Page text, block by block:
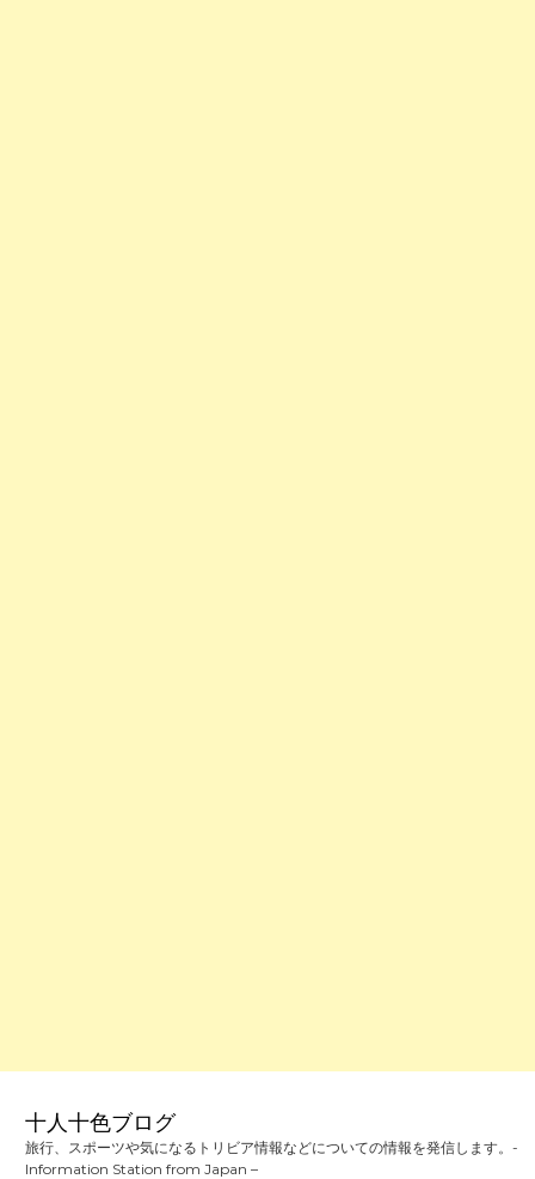
十人十色ブログ
旅行、スポーツや気になるトリビア情報などについての情報を発信します。-
Information Station from Japan –